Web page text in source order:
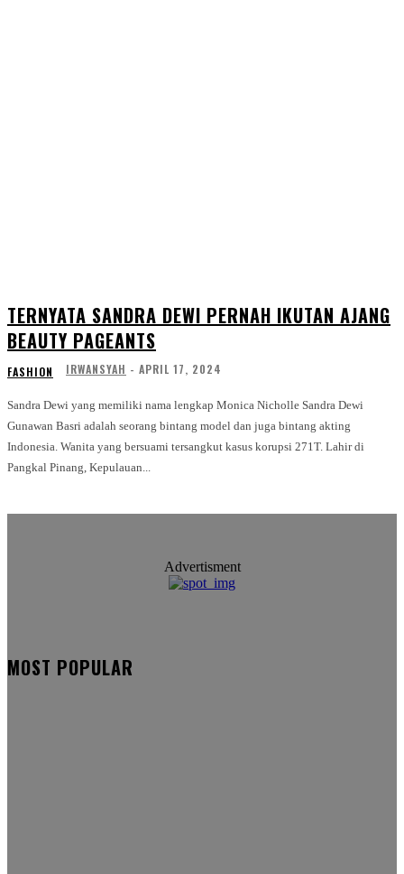
TERNYATA SANDRA DEWI PERNAH IKUTAN AJANG
BEAUTY PAGEANTS
FASHION IRWANSYAH - APRIL 17, 2024
Sandra Dewi yang memiliki nama lengkap Monica Nicholle Sandra Dewi
Gunawan Basri adalah seorang bintang model dan juga bintang akting
Indonesia. Wanita yang bersuami tersangkut kasus korupsi 271T. Lahir di
Pangkal Pinang, Kepulauan...
Advertisment
MOST POPULAR